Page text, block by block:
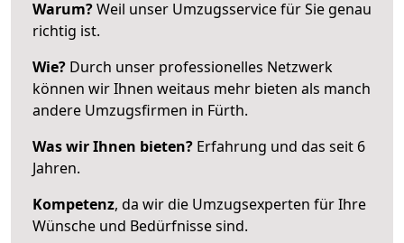
Warum?Weil unser Umzugsservice für Sie genau
richtig ist.
Wie? Durch unser professionelles Netzwerk
können wir Ihnen weitaus mehr bieten als manch
andere Umzugsfirmen in Fürth.
Was wir Ihnen bieten? Erfahrung und das seit 6
Jahren.
Kompetenz, da wir die Umzugsexperten für Ihre
Wünsche und Bedürfnisse sind.